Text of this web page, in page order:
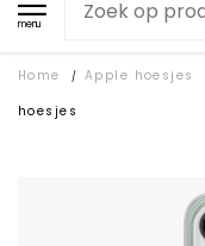
menu
Home / Apple hoesjes
hoesjes